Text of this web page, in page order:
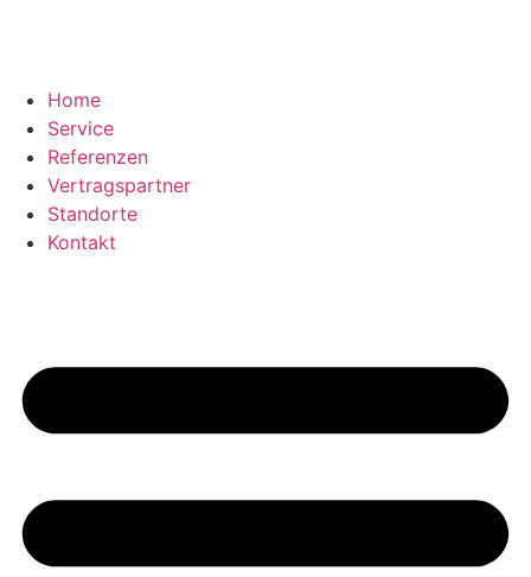
Home
Service
Referenzen
Vertragspartner
Standorte
Kontakt